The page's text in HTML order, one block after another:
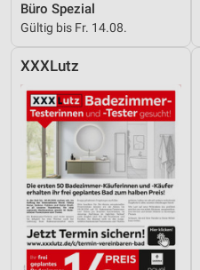
Büro Spezial
Gültig bis Fr. 14.08.
XXXLutz